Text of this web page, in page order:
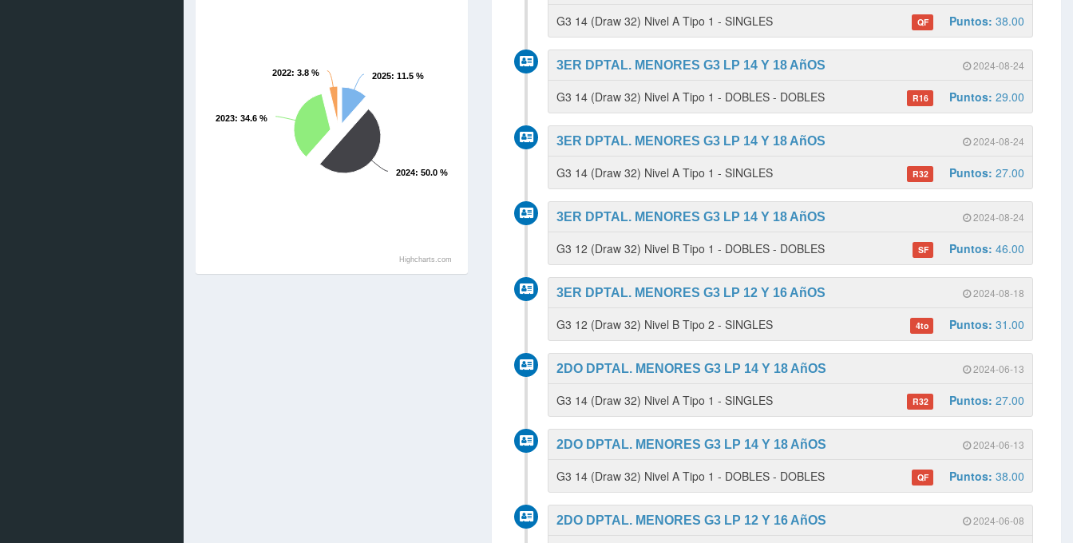
2025: 11.5 %
2024: 50.0 %
2023: 34.6 %
2022: 3.8 %
Highcharts.com
G3 14 (Draw 32) Nivel A Tipo 1 - SINGLES QF Puntos: 38.00
2024-08-24
3ER DPTAL. MENORES G3 LP 14 Y 18 AñOS
G3 14 (Draw 32) Nivel A Tipo 1 - DOBLES - DOBLES R16 Puntos: 29.00
2024-08-24
3ER DPTAL. MENORES G3 LP 14 Y 18 AñOS
G3 14 (Draw 32) Nivel A Tipo 1 - SINGLES R32 Puntos: 27.00
2024-08-24
3ER DPTAL. MENORES G3 LP 14 Y 18 AñOS
G3 12 (Draw 32) Nivel B Tipo 1 - DOBLES - DOBLES SF Puntos: 46.00
2024-08-18
3ER DPTAL. MENORES G3 LP 12 Y 16 AñOS
G3 12 (Draw 32) Nivel B Tipo 2 - SINGLES 4to Puntos: 31.00
2024-06-13
2DO DPTAL. MENORES G3 LP 14 Y 18 AñOS
G3 14 (Draw 32) Nivel A Tipo 1 - SINGLES R32 Puntos: 27.00
2024-06-13
2DO DPTAL. MENORES G3 LP 14 Y 18 AñOS
G3 14 (Draw 32) Nivel A Tipo 1 - DOBLES - DOBLES QF Puntos: 38.00
2024-06-08
2DO DPTAL. MENORES G3 LP 12 Y 16 AñOS